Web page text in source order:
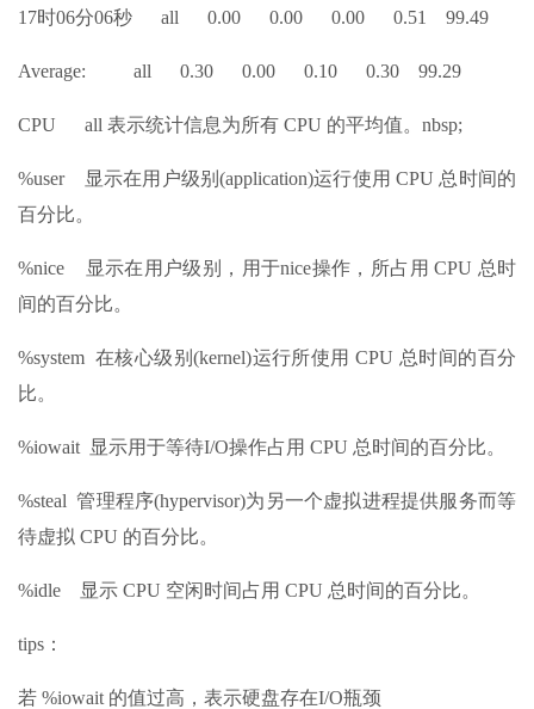
17时06分06秒 all 0.00 0.00 0.00 0.51 99.49
Average: all 0.30 0.00 0.10 0.30 99.29
CPU all 表示统计信息为所有 CPU 的平均值。nbsp;
%user 显示在用户级别(application)运行使用 CPU 总时间的
百分比。
%nice 显示在用户级别，用于nice操作，所占用 CPU 总时
间的百分比。
%system 在核心级别(kernel)运行所使用 CPU 总时间的百分
比。
%iowait 显示用于等待I/O操作占用 CPU 总时间的百分比。
%steal 管理程序(hypervisor)为另一个虚拟进程提供服务而等
待虚拟 CPU 的百分比。
%idle 显示 CPU 空闲时间占用 CPU 总时间的百分比。
tips：
若 %iowait 的值过高，表示硬盘存在I/O瓶颈